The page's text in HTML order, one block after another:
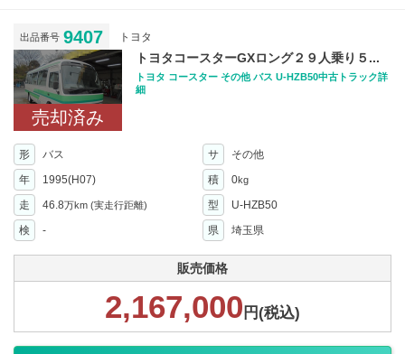
出品番号 9407 トヨタ
売却済み
トヨタコースターGXロング２９人乗り５...
トヨタ コースター その他 バス U-HZB50中古トラック詳
細
形 バス サ
その他
年
1995(H07) 積 0kg
走 46.8万km (実走行距離) 型
U-HZB50
検
- 県 埼玉県
販売価格
2,167,000 円(税込)